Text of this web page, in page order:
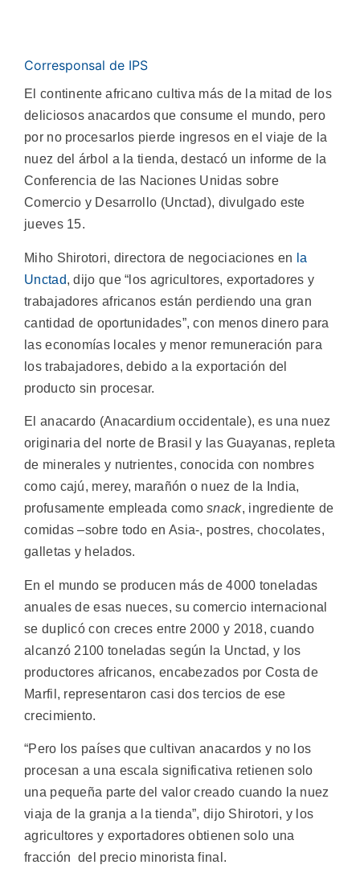
Corresponsal de IPS
El continente africano cultiva más de la mitad de los
deliciosos anacardos que consume el mundo, pero
por no procesarlos pierde ingresos en el viaje de la
nuez del árbol a la tienda, destacó un informe de la
Conferencia de las Naciones Unidas sobre
Comercio y Desarrollo (Unctad), divulgado este
jueves 15.
Miho Shirotori, directora de negociaciones en la
Unctad, dijo que “los agricultores, exportadores y
trabajadores africanos están perdiendo una gran
cantidad de oportunidades”, con menos dinero para
las economías locales y menor remuneración para
los trabajadores, debido a la exportación del
producto sin procesar.
El anacardo (Anacardium occidentale), es una nuez
originaria del norte de Brasil y las Guayanas, repleta
de minerales y nutrientes, conocida con nombres
como cajú, merey, marañón o nuez de la India,
profusamente empleada comosnack, ingrediente de
comidas –sobre todo en Asia-, postres, chocolates,
galletas y helados.
En el mundo se producen más de 4000 toneladas
anuales de esas nueces, su comercio internacional
se duplicó con creces entre 2000 y 2018, cuando
alcanzó 2100 toneladas según la Unctad, y los
productores africanos, encabezados por Costa de
Marfil, representaron casi dos tercios de ese
crecimiento.
“Pero los países que cultivan anacardos y no los
procesan a una escala significativa retienen solo
una pequeña parte del valor creado cuando la nuez
viaja de la granja a la tienda”, dijo Shirotori, y los
agricultores y exportadores obtienen solo una
fracción del precio minorista final.